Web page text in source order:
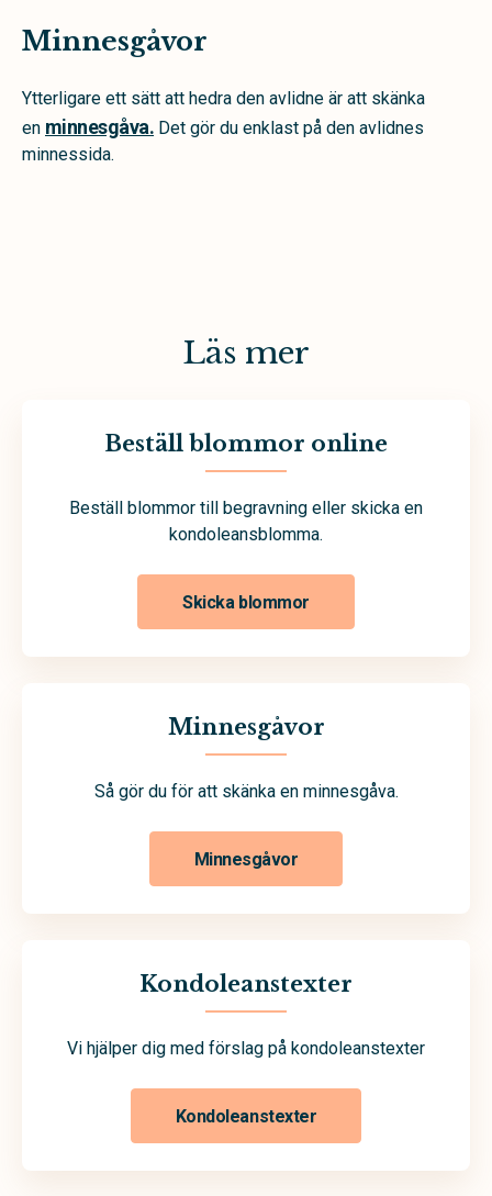
Minnesgåvor
Ytterligare ett sätt att hedra den avlidne är att skänka
en minnesgåva. Det gör du enklast på den avlidnes
minnessida.
Läs mer
Beställ blommor online
Beställ blommor till begravning eller skicka en
kondoleansblomma.
Skicka blommor
Minnesgåvor
Så gör du för att skänka en minnesgåva.
Minnesgåvor
Kondoleanstexter
Vi hjälper dig med förslag på kondoleanstexter
Kondoleanstexter